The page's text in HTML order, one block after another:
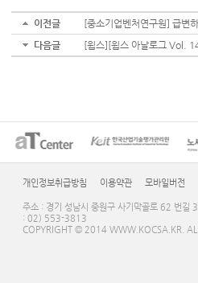
이전글
[중소기업벤처연구원] 급변
다음글
[윕스][윕스 아날로그 Vol.
개인정보취급방침 이용약관 모바일버전
주소 : 경기 성남시 중원구 사기막골로 62 번
: 02) 553-3813
COPYRIGHT © 2014 WWW.KOCSA.KR.